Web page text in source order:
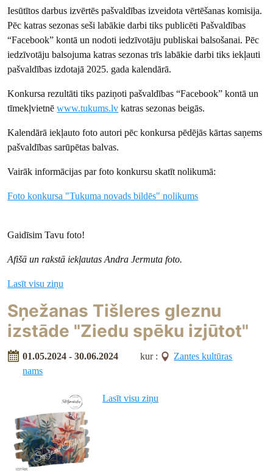
Iesūtītos darbus izvērtēs pašvaldības izveidota vērtēšanas komisija.
Pēc katras sezonas seši labākie darbi tiks publicēti Pašvaldības
“Facebook” kontā un nodoti iedzīvotāju publiskai balsošanai. Pēc
iedzīvotāju balsojuma katras sezonas trīs labākie darbi tiks iekļauti
pašvaldības izdotajā 2025. gada kalendārā.
Konkursa rezultāti tiks paziņoti pašvaldības “Facebook” kontā un
tīmekļvietnēwww.tukums.lv katras sezonas beigās.
Kalendārā iekļauto foto autori pēc konkursa pēdējās kārtas saņems
pašvaldības sarūpētas balvas.
Vairāk informācijas par foto konkursu skatīt nolikumā:
Foto konkursa "Tukuma novads bildēs" nolikums
Gaidīsim Tavu foto!
Afišā un rakstā iekļautas Andra Jermuta foto.
Lasīt visu ziņu
Sņežanas Tišleres gleznu
izstāde "Ziedu spēku izjūtot"
01.05.2024 - 30.06.2024 kur :
Zantes kultūras
nams
Lasīt visu ziņu